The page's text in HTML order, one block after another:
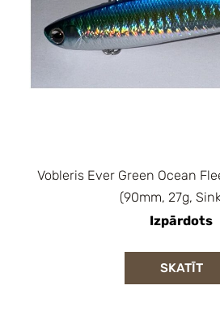
Vobleris Ever Green Ocean
(90mm, 27g,
Izpārdots
SKATĪT